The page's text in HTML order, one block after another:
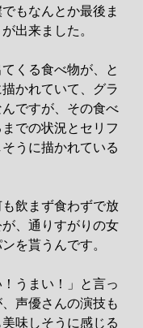
もなんとか最後ま
出来ました。
くる食べ物が、と
かれていて、グラ
ですが、その食べ
での状況とセリフ
うに描かれている
飲まず食わずで放
、通りすがりの女
を貰うんです。
うまい！」と言っ
声優さんの演技も
味しそうに感じる